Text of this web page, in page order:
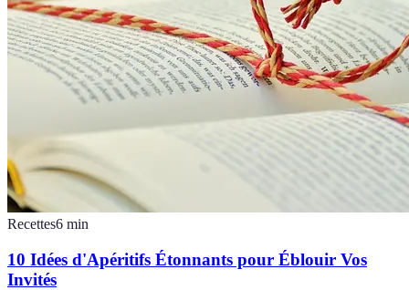
Recettes6 min
10 Idées d'Apéritifs Étonnants pour Éblouir Vos
Invités